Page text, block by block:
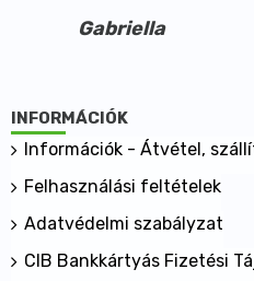
Szénhidrát 9 g
ebből cukrok 2,2 g
Só kevesebb mint 0,1 g
Ásványi anyag profil:
Vas
Kalcium
Kálium
Gabriella
INFORMÁCIÓK
Információk - Átvétel,
Felhasználási feltételek
Adatvédelmi szabályzat
CIB Bankkártyás Fizetési